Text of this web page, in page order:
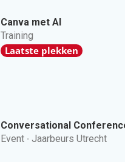
Canva met AI
Training
Laatste plekken
Conversational
Event · Jaarbeurs Utrecht